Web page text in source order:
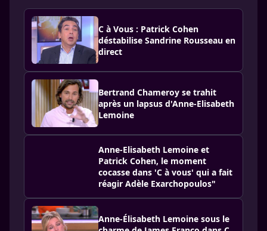
C à Vous : Patrick Cohen
déstabilise Sandrine Rousseau en
direct
Bertrand Chameroy se trahit
après un lapsus d'Anne-Elisabeth
Lemoine
Anne-Elisabeth Lemoine et
Patrick Cohen, le moment
cocasse dans 'C à vous' qui a fait
réagir Adèle Exarchopoulos"
Anne-Élisabeth Lemoine sous le